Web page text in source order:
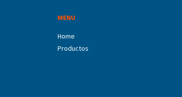
MENU
Home
Productos